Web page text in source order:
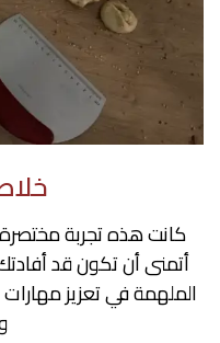
كانت هذه تجربة
أتمنى أن تكون قد
الملهمة في تعزيز